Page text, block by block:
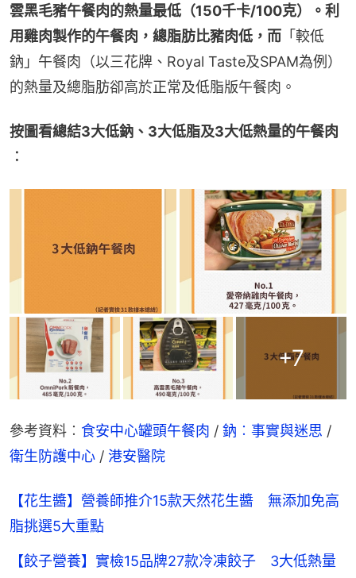
雲黑毛豬午餐肉的熱量最低（150千卡/100克）。利
用雞肉製作的午餐肉，總脂肪比豬肉低，而 「較低
鈉」午餐肉（以三花牌、Royal Taste及SPAM為例）
的熱量及總脂肪卻高於正常及低脂版午餐肉。
按圖看總結3大低鈉、3大低脂及3大低熱量的午餐肉
︰
+7
參考資料︰ 食安中心罐頭午餐肉 / 鈉︰事實與迷思
衛生防護中心 / 港安醫院
【花生醬】營養師推介15款天然花生醬 無添加免高
脂挑選5大重點
【餃子營養】實檢15品牌27款冷凍餃子 3大低熱量